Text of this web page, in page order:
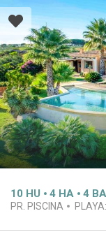
10 HU 4 HA 4 BA
PR. PISCINA PLAYA: